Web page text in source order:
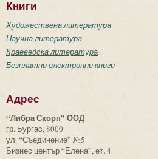
Книги
Художествена литература
Научна литература
Краеведска литература
Безплатни електронни книги
Адрес
“Либра Скорп” ООД
гр. Бургас, 8000
ул. “Съединение” №5
Бизнес център “Елена”, ет. 4